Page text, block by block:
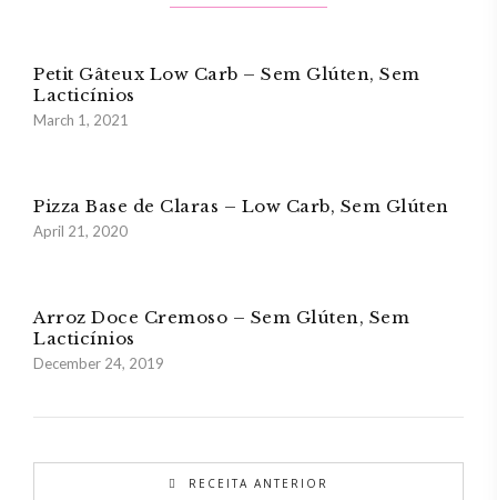
Petit Gâteux Low Carb – Sem Glúten, Sem
Lacticínios
March 1, 2021
Pizza Base de Claras – Low Carb, Sem Glúten
April 21, 2020
Arroz Doce Cremoso – Sem Glúten, Sem
Lacticínios
December 24, 2019
RECEITA ANTERIOR